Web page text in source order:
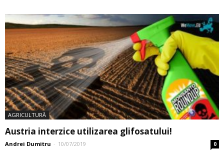
AGRICULTURĂ
Austria interzice utilizarea glifosatului!
Andrei Dumitru - 10/07/2019 0